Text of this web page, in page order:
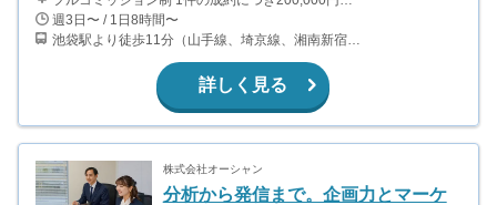
週3日〜 / 1日8時間〜
池袋駅より徒歩11分（山手線、埼京線、湘南新宿ライン、西武池袋線、東武東上線、メトロ丸ノ内線、有楽町線、副都心線） 営業エリアは、一都三県（東京、神奈川、千葉、埼玉）の住宅地です。
詳しく見る
株式会社オーシャン
分析から発信まで。企画力とマーケ